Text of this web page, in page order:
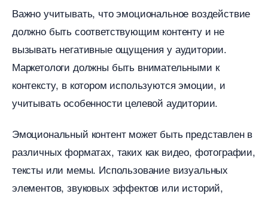
ажно учитывать, что эмоциональное воздействие
должно быть соответствующим контенту и не
ызывать негативные ощущения у аудитории.
Маркетологи должны быть внимательными к
контексту, в котором используются эмоции, и
учитывать особенности целевой аудитории.
Эмоциональный контент может быть представлен
различных форматах, таких как видео, фотографии,
тексты или мемы. Использование визуальных
элементов, звуковых эффектов или историй,